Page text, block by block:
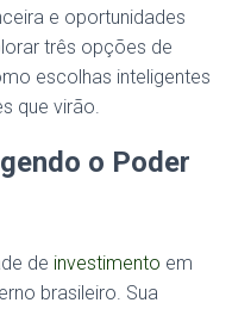
e oportunidades
três opções de
escolhas inteligentes
que virão.
o Poder
de investimento em
brasileiro. Sua